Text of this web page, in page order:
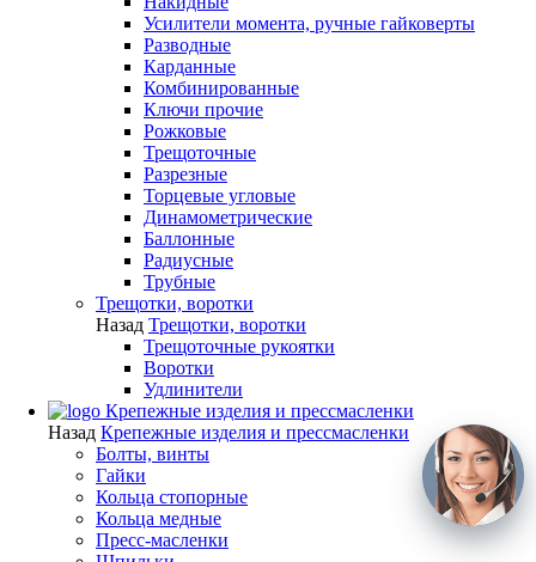
Усилители момента, ручные гайковерты
Разводные
Карданные
Комбинированные
Ключи прочие
Рожковые
Трещоточные
Разрезные
Торцевые угловые
Динамометрические
Баллонные
Радиусные
Трубные
Трещотки, воротки
Назад Трещотки, воротки
Трещоточные рукоятки
Воротки
Удлинители
Крепежные изделия и прессмасленки
Назад Крепежные изделия и прессмасленки
Болты, винты
Гайки
Кольца стопорные
Кольца медные
Пресс-масленки